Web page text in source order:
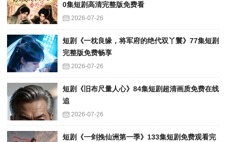
0集短剧高清完整版免费看
2026-07-26
短剧《一枕良缘，将军府的绝代双丫鬟》77集短剧
完整版免费畅享
2026-07-26
短剧《旧布尺量人心》84集短剧超清画质免费在线
追
2026-07-26
短剧《一剑挽仙洲第一季》133集短剧免费观看完